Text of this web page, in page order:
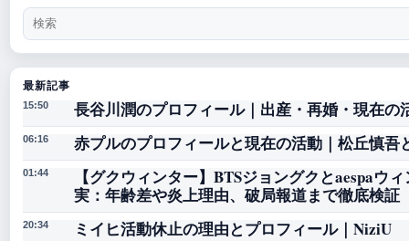
最新記事
15:50 長谷川潤のプロフィール｜出産・再婚・現在の
06:16 赤プルのプロフィールと現在の活動｜松丘慎吾
01:44
【グクウィンター】BTSジョングクとaespaウ
実：年齢差や炎上理由、破局報道まで徹底検証
20:34 ミイヒ活動休止の理由とプロフィール｜NiziU